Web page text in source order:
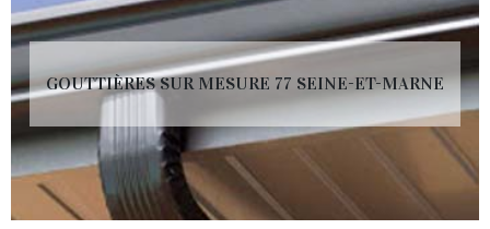
GOUTTIÈRES SUR MESURE 77 SEINE-ET-MARNE